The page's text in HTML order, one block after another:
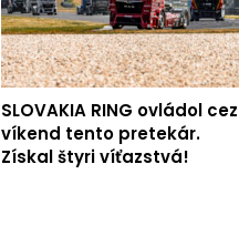
SLOVAKIA RING ovládol cez
víkend tento pretekár.
Získal štyri víťazstvá!